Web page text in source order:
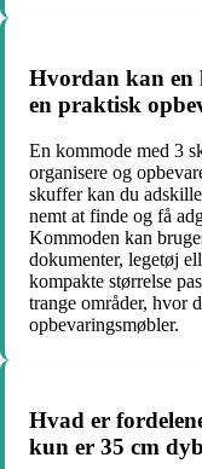
Hvordan kan en
en praktisk
En kommode med 3
organisere og
skuffer kan du
nemt at finde og få
Kommoden kan
dokumenter, legetøj
kompakte størrelse
trange områder, hvor
opbevaringsmøbler.
Hvad er
kun er 35 cm